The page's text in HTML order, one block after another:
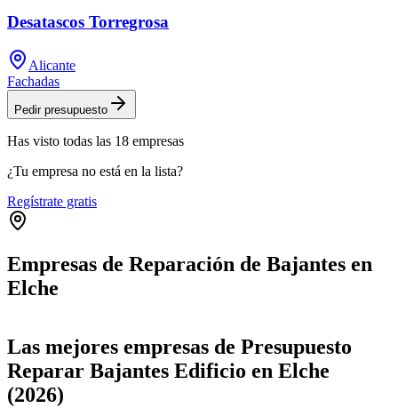
Desatascos Torregrosa
Alicante
Fachadas
Pedir presupuesto
Has visto todas las 18 empresas
¿Tu empresa no está en la lista?
Regístrate gratis
Empresas de Reparación de Bajantes en
Elche
+
−
Las mejores empresas de Presupuesto
Reparar Bajantes Edificio en Elche
(2026)